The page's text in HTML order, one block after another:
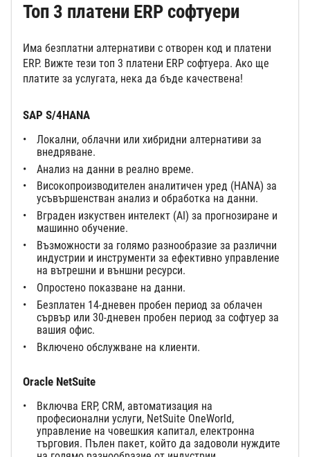
Топ 3 платени ERP софтуери
Има безплатни алтернативи с отворен код и платени
ERP. Вижте тези топ 3 платени ERP софтуера. Ако ще
платите за услугата, нека да бъде качествена!
SAP S/4HANA
Локални, облачни или хибридни алтернативи за
внедряване.
Анализ на данни в реално време.
Високопроизводителен аналитичен уред (HANA) за
усъвършенстван анализ и обработка на данни.
Вграден изкуствен интелект (AI) за прогнозиране и
машинно обучение.
Възможности за голямо разнообразие за различни
индустрии и инструменти за ефективно управление
на вътрешни и външни ресурси.
Опростено показване на данни.
Безплатен 14-дневен пробен период за облачен
сървър или 30-дневен пробен период за софтуер за
вашия офис.
Включено обслужване на клиенти.
Oracle NetSuite
Включва ERP, CRM, автоматизация на
професионални услуги, NetSuite OneWorld,
управление на човешкия капитал, електронна
търговия. Пълен пакет, който да задоволи нуждите